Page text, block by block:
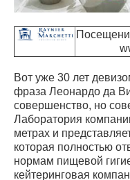
Вот уже 30 лет
фраза Леонардо да
совершенство, но
Лаборатория
метрах и
которая полностью
нормам пищевой
кейтеринговая